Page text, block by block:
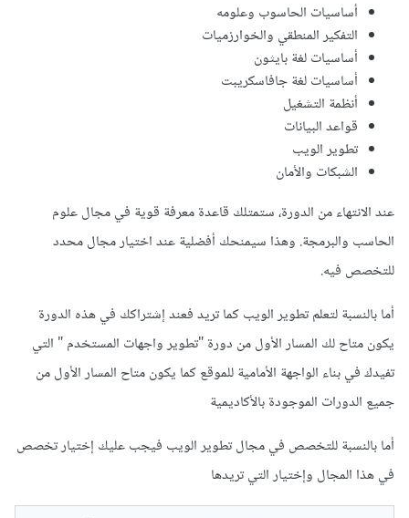
أساسيات الحاسوب وعلومه
التفكير المنطقي والخوارزميات
أساسيات لغة بايثون
أساسيات لغة جافاسكريبت
أنظمة التشغيل
قواعد البيانات
تطوير الويب
الشبكات والأمان
عند الانتهاء من الدورة، ستمتلك قاعدة معرفة قوية في مجال علوم
الحاسب والبرمجة. وهذا سيمنحك أفضلية عند اختيار مجال محدد
للتخصص فيه.
أما بالنسبة لتعلم تطوير الويب كما تريد فعند إشتراكك في هذه الدورة
يكون متاح لك المسار الأول من دورة "تطوير واجهات المستخدم " التي
تفيدك في بناء الواجهة الأمامية للموقع كما يكون متاح المسار الأول من
جميع الدورات الموجودة بالأكاديمية
أما بالنسبة للتخصص في مجال تطوير الويب فيجب عليك إختيار تخصص
في هذا المجال وإختيار التي تريدها